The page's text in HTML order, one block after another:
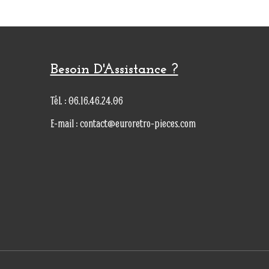
Besoin D'Assistance ?
Tél. : 06.16.46.24.06
E-mail : contact@euroretro-pieces.com